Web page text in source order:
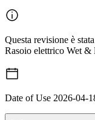
Questa revisione è
Rasoio elettrico Wet &
Date of Use 2026-04-